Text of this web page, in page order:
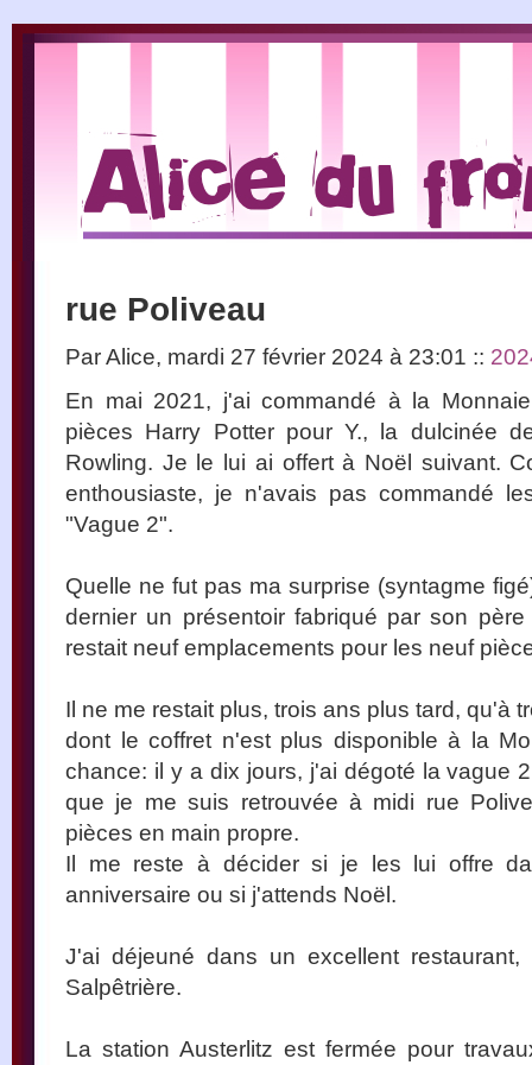
rue Poliveau
Par Alice, mardi 27 février 2024 à 23:01 ::
En mai 2021, j'ai commandé à la
pièces Harry Potter pour Y., la dulcinée
Rowling. Je le lui ai offert à Noël suivant.
enthousiaste, je n'avais pas commandé
"Vague 2".
Quelle ne fut pas ma surprise (syntagme
dernier un présentoir fabriqué par son
restait neuf emplacements pour les neuf
Il ne me restait plus, trois ans plus tard, qu'à
dont le coffret n'est plus disponible à la
chance: il y a dix jours, j'ai dégoté la vague
que je me suis retrouvée à midi rue
pièces en main propre.
Il me reste à décider si je les lui offre
anniversaire ou si j'attends Noël.
J'ai déjeuné dans un excellent restaurant,
Salpêtrière.
La station Austerlitz est fermée pour